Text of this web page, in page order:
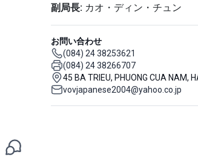
副局長: カオ・ディン・チュン
お問い合わせ
(084) 24 38253621
(084) 24 38266707
45 BA TRIEU, PHUONG CUA NAM,
vovjapanese2004@yahoo.co.jp